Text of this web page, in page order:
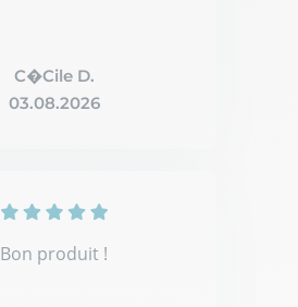
C�Cile D.
03.08.2026
Bon produit !